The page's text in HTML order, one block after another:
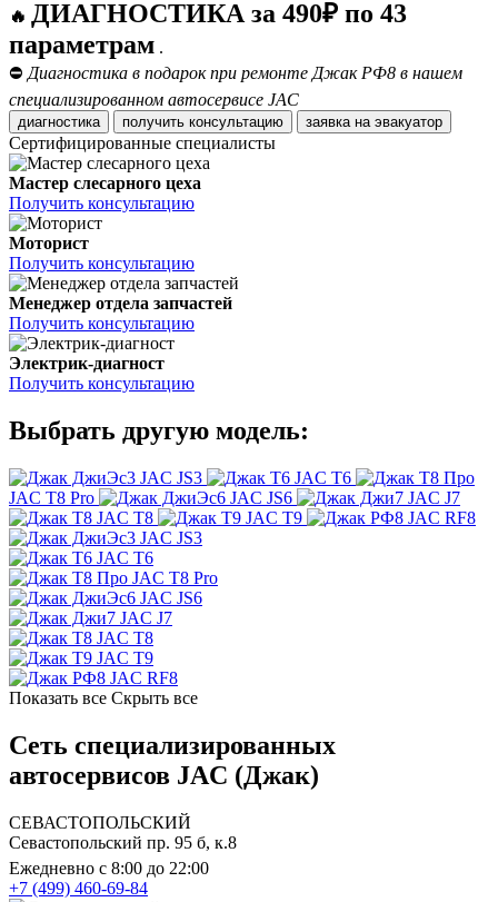
🔥 ДИАГНОСТИКА за 490₽ по 43
параметрам .
⛔ Диагностика в подарок при ремонте Джак РФ8 в нашем
специализированном автосервисе JAC
диагностика получить консультацию заявка на эвакуатор
Сертифицированные специалисты
Мастер слесарного цеха
Получить консультацию
Моторист
Получить консультацию
Менеджер отдела запчастей
Получить консультацию
Электрик-диагност
Получить консультацию
Выбрать другую модель:
JAC JS3
JAC T6
JAC T8 Pro
JAC JS6
JAC J7
JAC T8
JAC T9
JAC RF8
JAC JS3
JAC T6
JAC T8 Pro
JAC JS6
JAC J7
JAC T8
JAC T9
JAC RF8
Показать все Скрыть все
Сеть специализированных
автосервисов JAC (Джак)
СЕВАСТОПОЛЬСКИЙ
Севастопольский пр. 95 б, к.8
Ежедневно с 8:00 до 22:00
+7 (499) 460-69-84